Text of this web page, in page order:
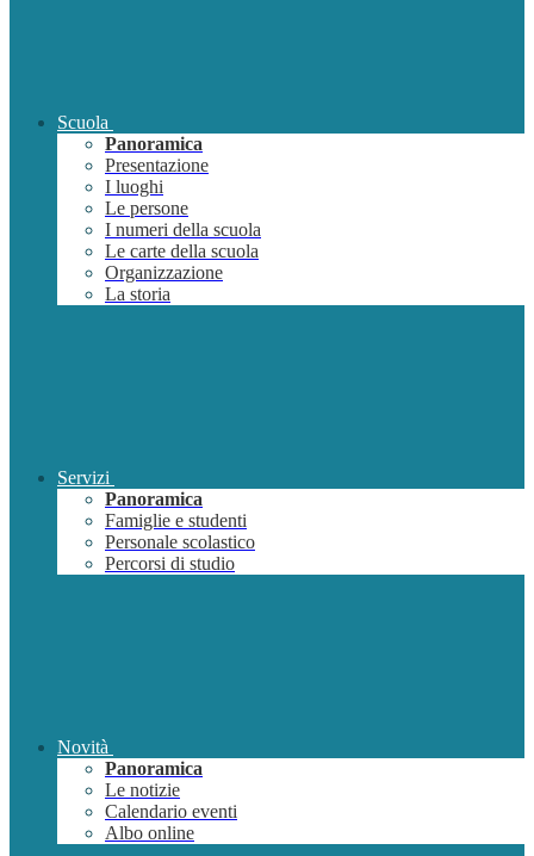
Scuola
Panoramica
Presentazione
I luoghi
Le persone
I numeri della scuola
Le carte della scuola
Organizzazione
La storia
Servizi
Panoramica
Famiglie e studenti
Personale scolastico
Percorsi di studio
Novità
Panoramica
Le notizie
Calendario eventi
Albo online